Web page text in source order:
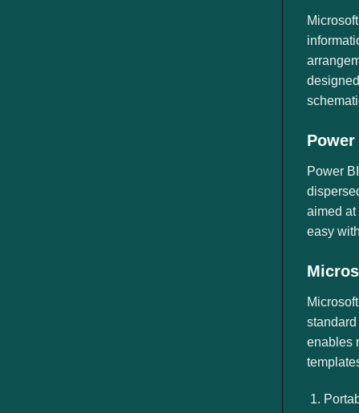
Power
Power
aimed
easy
enables